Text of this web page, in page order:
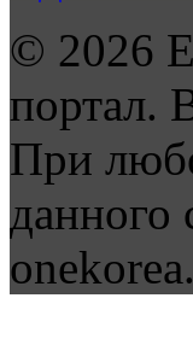
© 2026
портал.
При
данного